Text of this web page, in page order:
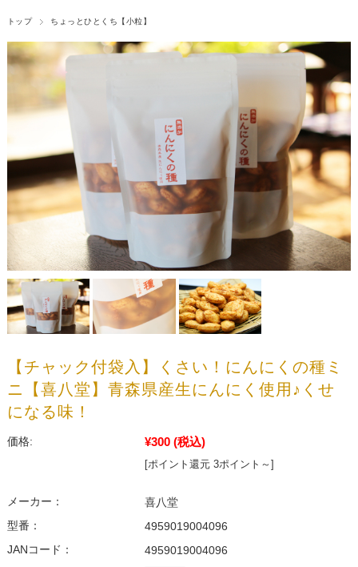
トップ ちょっとひとくち【小粒】
【チャック付袋入】くさい！にんにくの種ミ
ニ【喜八堂】青森県産生にんにく使用♪くせ
になる味！
価格: ¥300 (税込)
[ポイント還元 3ポイント～]
メーカー：
喜八堂
型番：
4959019004096
JANコード：
4959019004096